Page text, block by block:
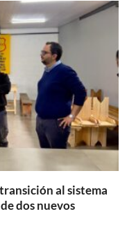
ti
r
al sistema
dos nuevos